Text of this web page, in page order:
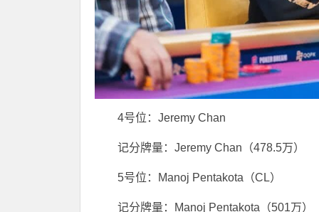
4号位：Jeremy Chan
记分牌量：Jeremy Chan（478.5万）
5号位：Manoj Pentakota（CL）
记分牌量：Manoj Pentakota（501万）